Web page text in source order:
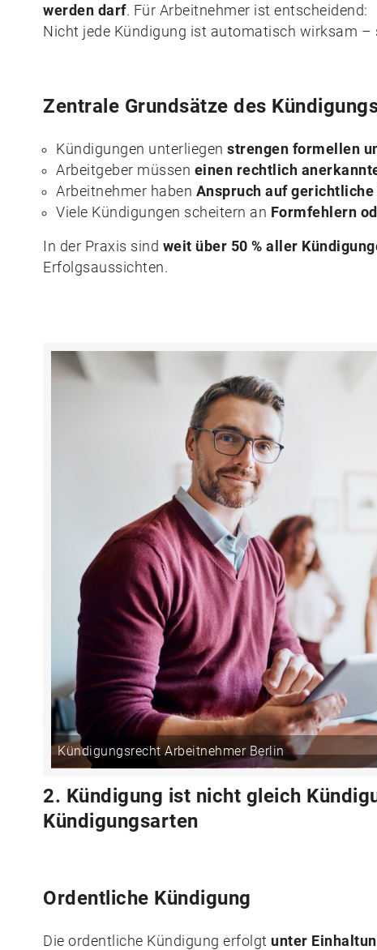
werden darf. Für Arbeitnehmer ist entscheidend:
Nicht jede Kündigung ist automatisch wirksam
Zentrale Grundsätze des
Kündigungen unterliegen strengen formellen
Arbeitgeber müssen einen rechtlich
Arbeitnehmer haben Anspruch auf
Viele Kündigungen scheitern an Formfehlern
In der Praxis sind weit über 50 % aller
Erfolgsaussichten.
Kündigungsrecht Arbeitnehmer Berlin
2. Kündigung ist nicht gleich
Kündigungsarten
Ordentliche Kündigung
Die ordentliche Kündigung erfolgt unter